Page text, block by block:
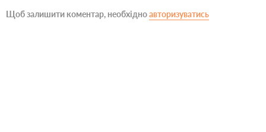
Щоб залишити коментар, необхідноавторизуватись